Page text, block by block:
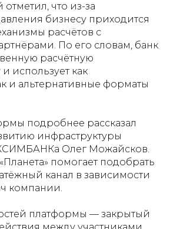
отметил, что из-за
бизнесу приходится
расчётов с
По его словам, банк
расчётную
использует как
и альтернативные форматы
подробнее рассказал
инфраструктуры
Олег Можайсков.
помогает подобрать
канал в зависимости
компании.
платформы — закрытый